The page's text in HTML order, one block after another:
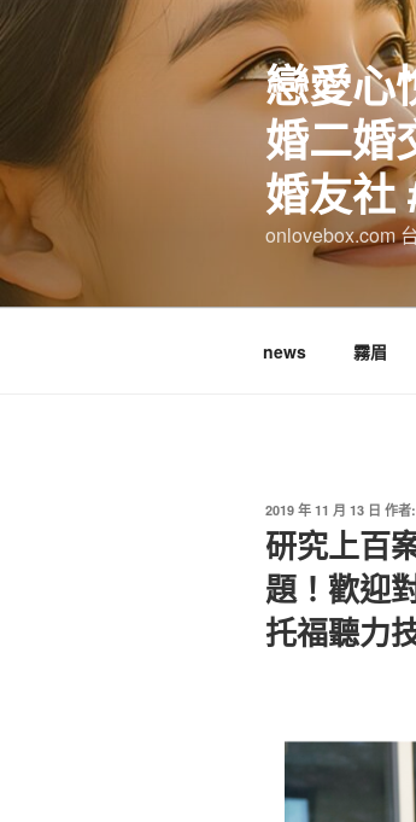
跳
至
容
戀愛心
婚二婚
婚友社
onlovebox.com
news 霧眉
發
佈
於
2019 年 11 月 13 日 作者:
研究上百
題！歡迎
托福聽力